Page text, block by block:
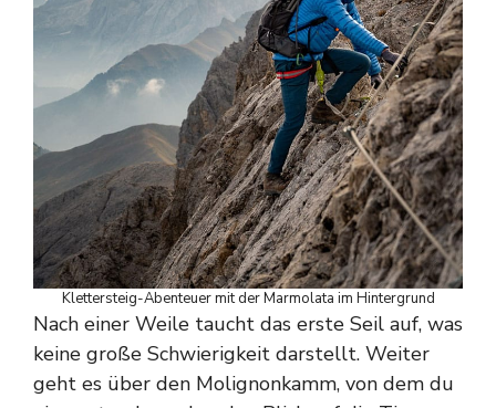
Klettersteig-Abenteuer mit der Marmolata im Hintergrund
Nach einer Weile taucht das erste Seil auf, was
keine große Schwierigkeit darstellt. Weiter
geht es über den Molignonkamm, von dem du